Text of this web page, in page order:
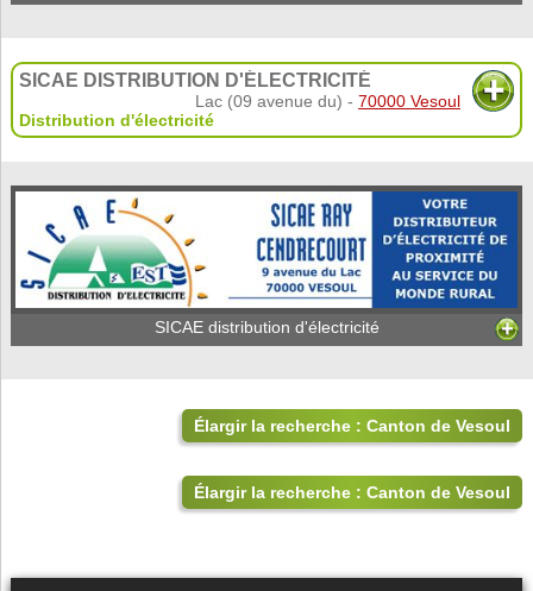
SICAE DISTRIBUTION D'ÉLECTRICITÉ
Lac (09 avenue du) -70000 Vesoul
Distribution d'électricité
SICAE distribution d'électricité
Élargir la recherche : Canton de Vesoul
Élargir la recherche : Canton de Vesoul